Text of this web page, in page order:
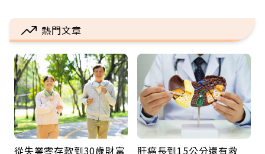
熱門文章
從失業零存款到30歲財富
肝癌長到15公分還有救